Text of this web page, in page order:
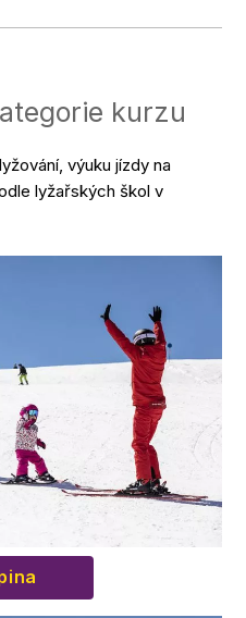
kurzu
výuku jízdy na
lyžařských škol v